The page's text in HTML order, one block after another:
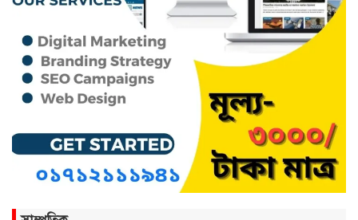
সিলেট ওসমানী আন্তর্জাতিক
বিমানবন্দরে সংবর্ধিত হলেন আওলাদ
আলী রেজা
নতুন জেলা প্রশাসকের যোগদান,